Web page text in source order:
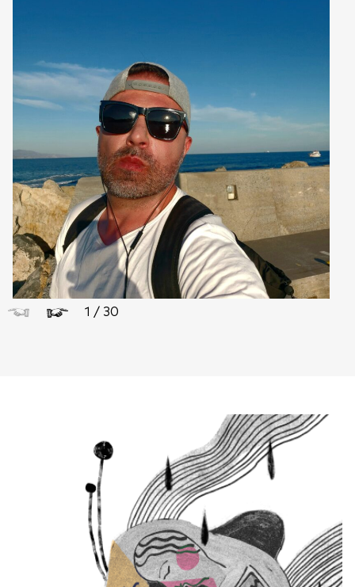
1 / 30